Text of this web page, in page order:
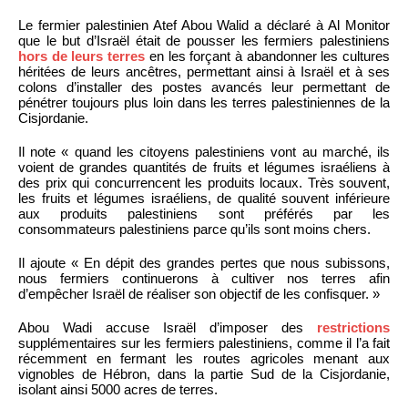
Le fermier palestinien Atef Abou Walid a déclaré à Al Monitor
que le but d’Israël était de pousser les fermiers palestiniens
hors de leurs terres en les forçant à abandonner les cultures
héritées de leurs ancêtres, permettant ainsi à Israël et à ses
colons d’installer des postes avancés leur permettant de
pénétrer toujours plus loin dans les terres palestiniennes de la
Cisjordanie.
Il note « quand les citoyens palestiniens vont au marché, ils
voient de grandes quantités de fruits et légumes israéliens à
des prix qui concurrencent les produits locaux. Très souvent,
les fruits et légumes israéliens, de qualité souvent inférieure
aux produits palestiniens sont préférés par les
consommateurs palestiniens parce qu’ils sont moins chers.
Il ajoute « En dépit des grandes pertes que nous subissons,
nous fermiers continuerons à cultiver nos terres afin
d’empêcher Israël de réaliser son objectif de les confisquer. »
Abou Wadi accuse Israël d’imposer des restrictions
supplémentaires sur les fermiers palestiniens, comme il l’a fait
récemment en fermant les routes agricoles menant aux
vignobles de Hébron, dans la partie Sud de la Cisjordanie,
isolant ainsi 5000 acres de terres.